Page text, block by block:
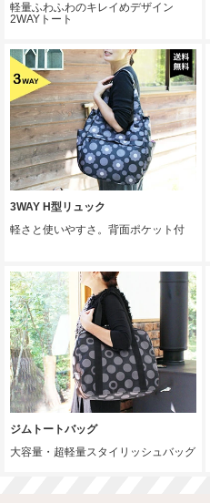
軽量ふわふわのキレイめデザイン
2WAYトート
3WAY H型リュック
軽さと使いやすさ。背面ポケット付
ジムトートバッグ
大容量・超軽量スタイリッシュバッグ